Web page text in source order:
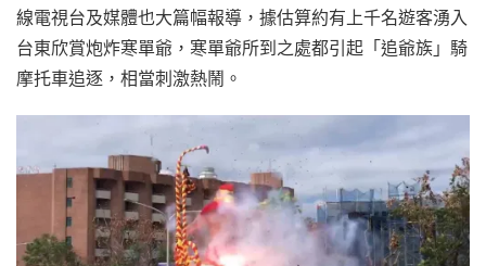
線電視台及媒體也大篇幅報導，據估算約有上千名遊客湧入
台東欣賞炮炸寒單爺，寒單爺所到之處都引起「追爺族」騎
摩托車追逐，相當刺激熱鬧。